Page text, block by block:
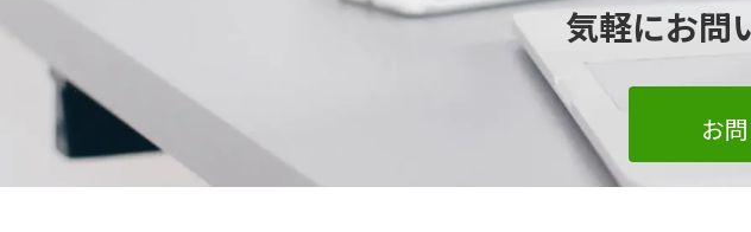
気軽にお問
お